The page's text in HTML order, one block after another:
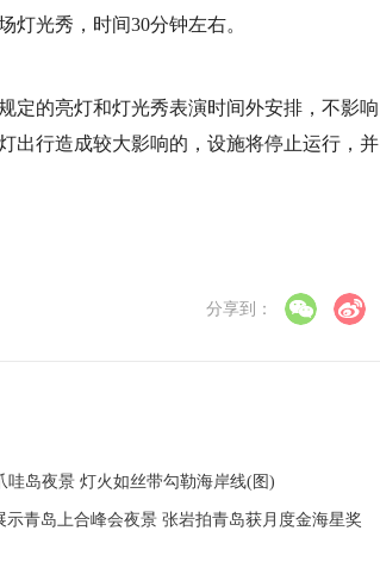
灯光秀，时间30分钟左右。
定的亮灯和灯光秀表演时间外安排，不影响
出行造成较大影响的，设施将停止运行，并
分享到：
哇岛夜景 灯火如丝带勾勒海岸线(图)
示青岛上合峰会夜景 张岩拍青岛获月度金海星奖